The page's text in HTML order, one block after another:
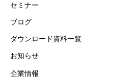
セミナー
ブログ
ダウンロード資料一覧
お知らせ
企業情報